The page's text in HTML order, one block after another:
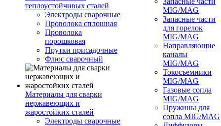
теплоустойчивых сталей
Электроды сварочные
Проволока сплошная
Проволока
порошковая
Прутки присадочные
Флюс сварочный
Материалы для сварки
нержавеющих и
жаростойких сталей
Электроды сварочные
MIG/MAG
Запасные части
для горелок
MIG/MAG
Направляющие
каналы
MIG/MAG
Токосъемники
MIG/MAG
Газовые сопла
MIG/MAG
Пружины для
сопла MIG/MAG